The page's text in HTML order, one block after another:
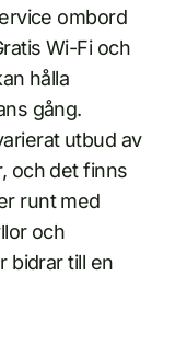
ombord
Wi-Fi och
hålla
gång.
utbud av
och det finns
runt med
och
bidrar till en